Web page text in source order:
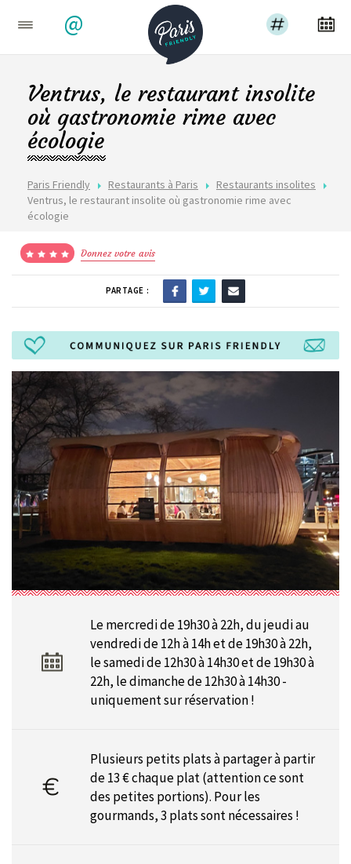
@
Paris Friendly Restaurants à Paris
Restaurants insolites
Ventrus, le restaurant insolite où gastronomie rime avec
écologie
Ventrus, le restaurant insolite
où gastronomie rime avec
écologie
Donnez votre avis
PARTAGE :
Le mercredi de 19h30 à 22h, du jeudi au
vendredi de 12h à 14h et de 19h30 à 22h,
le samedi de 12h30 à 14h30 et de 19h30 à
22h, le dimanche de 12h30 à 14h30 -
uniquement sur réservation !
Plusieurs petits plats à partager à partir
de 13 € chaque plat (attention ce sont
des petites portions). Pour les
gourmands, 3 plats sont nécessaires !